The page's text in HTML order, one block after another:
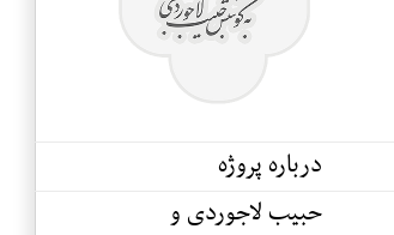
درباره پروژه
حبیب لاجوردی و